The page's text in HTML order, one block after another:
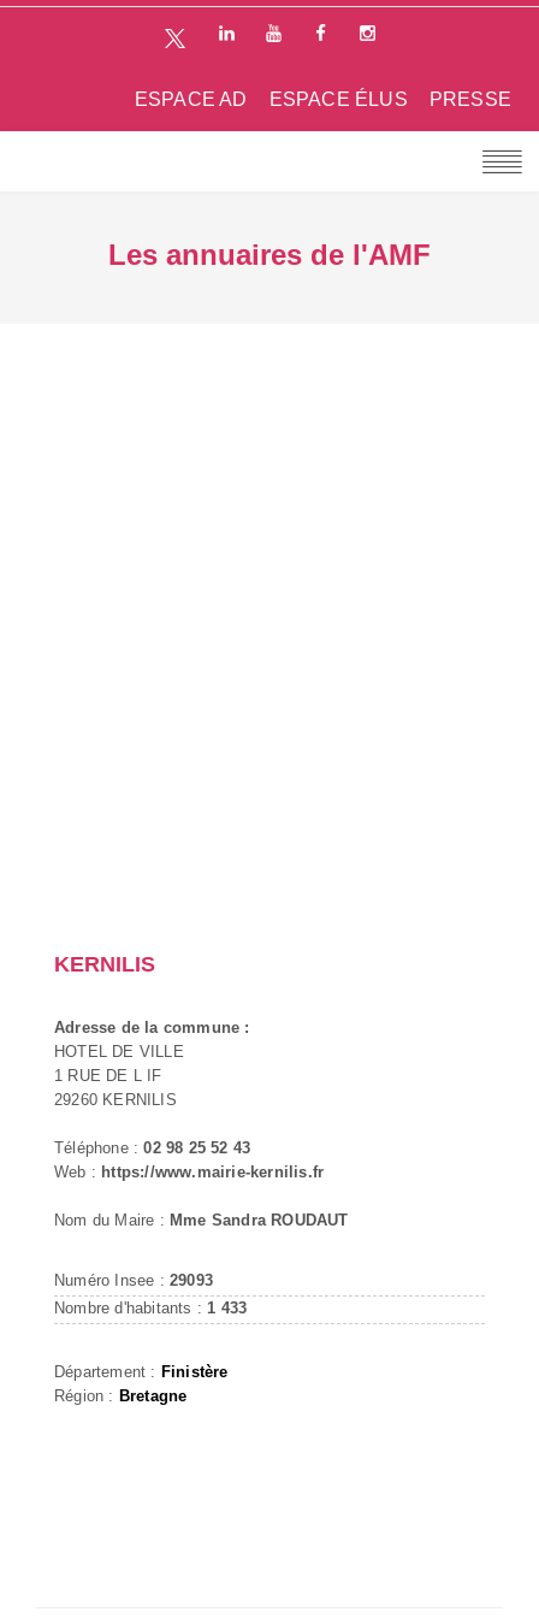
PRESSE
ESPACE ÉLUS
ESPACE AD
Les annuaires de l'AMF
KERNILIS
Adresse de la commune :
HOTEL DE VILLE
1 RUE DE L IF
29260 KERNILIS
Téléphone :02 98 25 52 43
Web : https://www.mairie-kernilis.fr
Nom du Maire : Mme Sandra ROUDAUT
Numéro Insee : 29093
Nombre d'habitants : 1 433
Département : Finistère
Région : Bretagne